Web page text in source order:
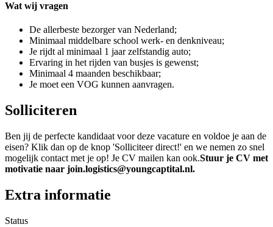
Wat wij vragen
De allerbeste bezorger van Nederland;
Minimaal middelbare school werk- en denkniveau;
Je rijdt al minimaal 1 jaar zelfstandig auto;
Ervaring in het rijden van busjes is gewenst;
Minimaal 4 maanden beschikbaar;
Je moet een VOG kunnen aanvragen.
Solliciteren
Ben jij de perfecte kandidaat voor deze vacature en voldoe je aan de
eisen? Klik dan op de knop 'Solliciteer direct!' en we nemen zo snel
mogelijk contact met je op! Je CV mailen kan ook.Stuur je CV met
motivatie naar join.logistics@youngcaptital.nl.
Extra informatie
Status